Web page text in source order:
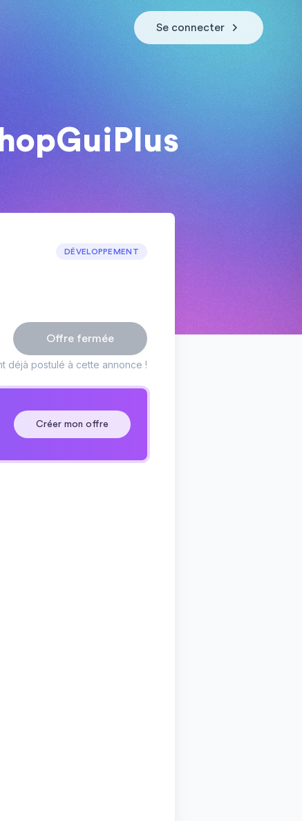
Se connecter
DÉVELOPPEMENT
Offre fermée
déjà postulé à cette annonce !
Créer mon offre